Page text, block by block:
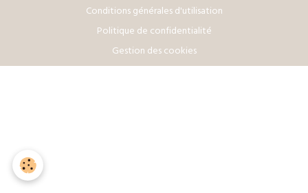
Conditions générales d'utilisation
Politique de confidentialité
Gestion des cookies